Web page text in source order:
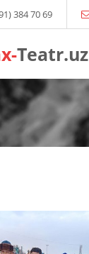
384 70 69
Teatr.uz